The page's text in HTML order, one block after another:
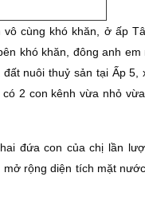
cùng khó khăn, ở ấp
khó khăn, đông anh
nuôi thuỷ sản tại Ấp 5,
2 con kênh vừa nhỏ
đứa con của chị lần
rộng diện tích mặt